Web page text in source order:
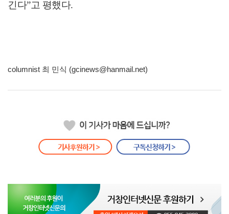
긴다”고 평했다.
columnist 최 민식 (gcinews@hanmail.net)